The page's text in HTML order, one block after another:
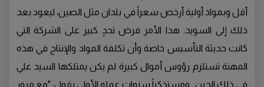
أقل وبمواد أولية أرخص سعراً في بلدان مثل الصين، ليعود بعد
ذلك إلى السويد. هذا الأمر فرض تحدٍ كبير على الشركة التي
كانت حديثة التأسيس خاصة وأن تكلفة المواد والإنتاج في هذه
المهنة تستلزم رؤوس أموال كبيرة لم يكن يمتلكها السيد علي
في ذلك الحين. ومستذكراً سنوات عمله الأولى يقول: "مع مرور